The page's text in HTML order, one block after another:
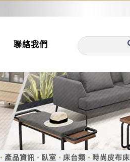
聯絡我們
產品資訊 臥室 床台類 時尚皮布床